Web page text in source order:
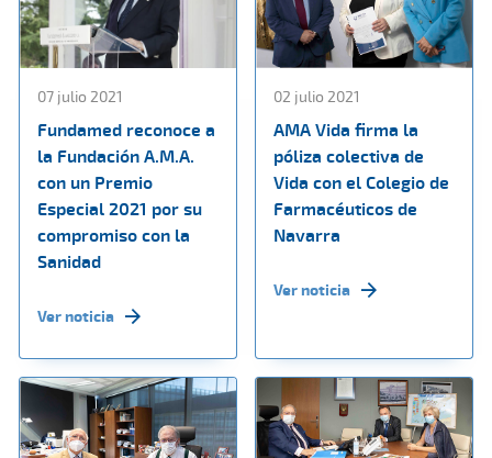
07 julio 2021
Fundamed reconoce a
la Fundación A.M.A.
con un Premio
Especial 2021 por su
compromiso con la
Sanidad
Ver noticia
02 julio 2021
AMA Vida firma la
póliza colectiva de
Vida con el Colegio de
Farmacéuticos de
Navarra
Ver noticia